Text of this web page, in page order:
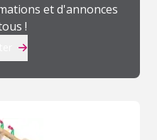
et d'annonces
!